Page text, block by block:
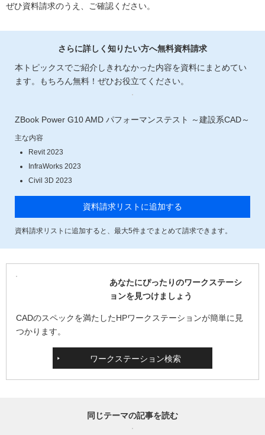
ぜひ資料請求のうえ、ご確認ください。
さらに詳しく知りたい方へ無料資料請求
本トピックスでご紹介しきれなかった内容を資料にまとめてい
ます。もちろん無料！ぜひお役立てください。
ZBook Power G10 AMD パフォーマンステスト ～建設系CAD～
主な内容
Revit 2023
InfraWorks 2023
Civil 3D 2023
資料請求リストに追加する
資料請求リストに追加すると、最大5件までまとめて請求できます。
あなたにぴったりのワークステーシ
ョンを見つけましょう
CADのスペックを満たしたHPワークステーションが簡単に見
つかります。
ワークステーション検索
同じテーマの記事を読む